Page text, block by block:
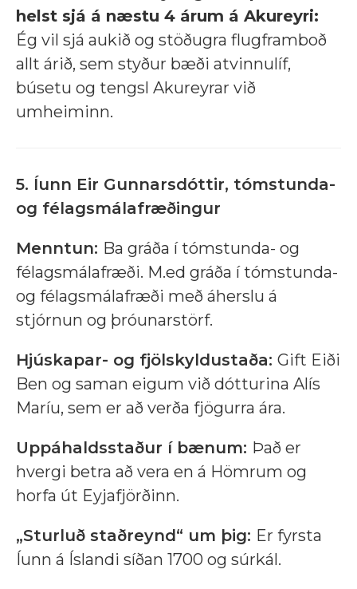
helst sjá á næstu 4 árum á Akureyri:
Ég vil sjá aukið og stöðugra flugframboð
allt árið, sem styður bæði atvinnulíf,
búsetu og tengsl Akureyrar við
umheiminn.
5. Íunn Eir Gunnarsdóttir, tómstunda-
og félagsmálafræðingur
Menntun: Ba gráða í tómstunda- og
félagsmálafræði. M.ed gráða í tómstunda-
og félagsmálafræði með áherslu á
stjórnun og þróunarstörf.
Hjúskapar- og fjölskyldustaða: Gift Eiði
Ben og saman eigum við dótturina Alís
Maríu, sem er að verða fjögurra ára.
Uppáhaldsstaður í bænum: Það er
hvergi betra að vera en á Hömrum og
horfa út Eyjafjörðinn.
„Sturluð staðreynd“ um þig: Er fyrsta
Íunn á Íslandi síðan 1700 og súrkál.